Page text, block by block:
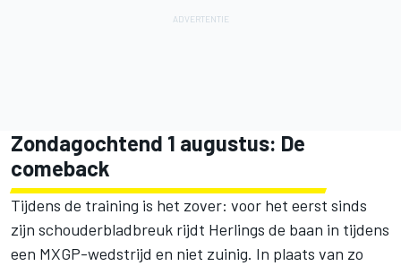
Zondagochtend 1 augustus: De
comeback
Tijdens de training is het zover: voor het eerst sinds
zijn schouderbladbreuk rijdt Herlings de baan in tijdens
een MXGP-wedstrijd en niet zuinig. In plaats van zo